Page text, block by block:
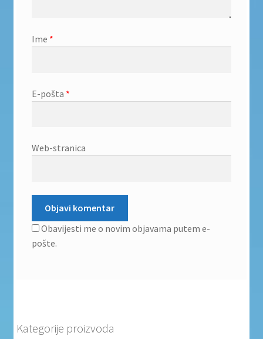
Ime *
E-pošta *
Web-stranica
Obavijesti me o novim objavama putem e-
pošte.
Kategorije proizvoda